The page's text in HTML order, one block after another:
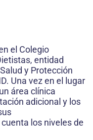
el Colegio
entidad
y Protección
Una vez en el lugar
área clínica
adicional y los
los niveles de